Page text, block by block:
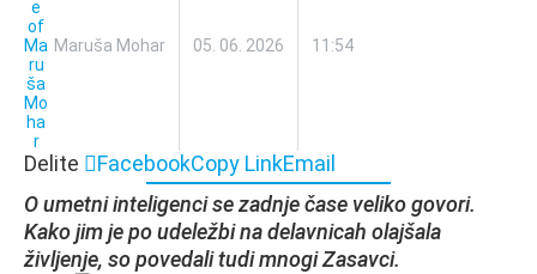
Maruša Mohar 05. 06. 2026 11:54
Delite FacebookCopy LinkEmail
O umetni inteligenci se zadnje čase veliko govori.
Kako jim je po udeležbi na delavnicah olajšala
življenje, so povedali tudi mnogi Zasavci.